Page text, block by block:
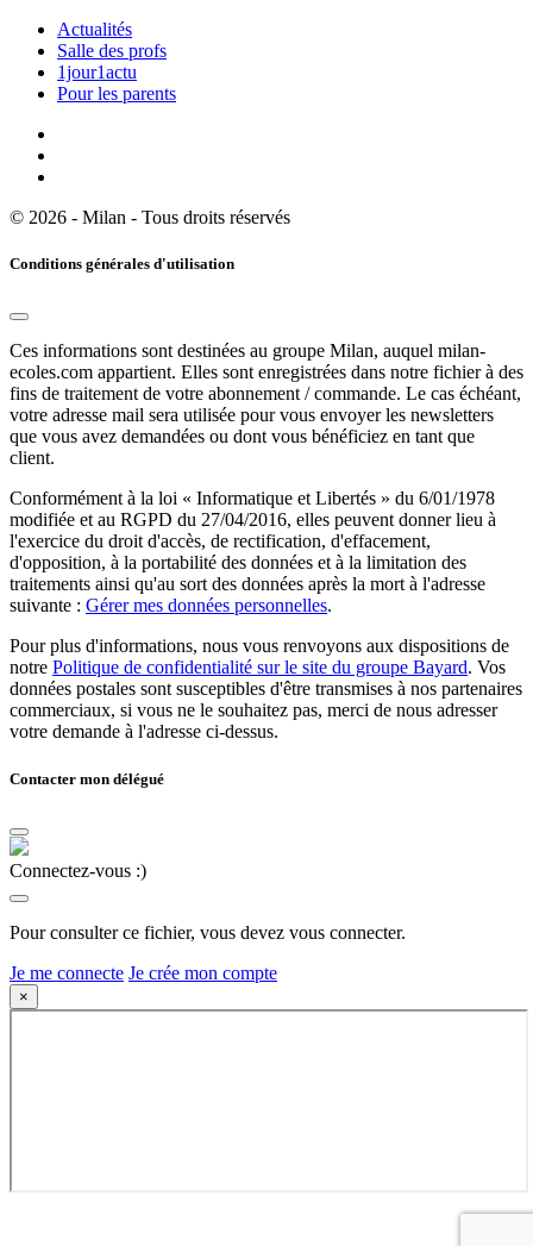
Actualités
Salle des profs
1jour1actu
Pour les parents
© 2026 - Milan - Tous droits réservés
Conditions générales d'utilisation
Ces informations sont destinées au groupe Milan, auquel milan-
ecoles.com appartient. Elles sont enregistrées dans notre fichier à des
fins de traitement de votre abonnement / commande. Le cas échéant,
votre adresse mail sera utilisée pour vous envoyer les newsletters
que vous avez demandées ou dont vous bénéficiez en tant que
client.
Conformément à la loi « Informatique et Libertés » du 6/01/1978
modifiée et au RGPD du 27/04/2016, elles peuvent donner lieu à
l'exercice du droit d'accès, de rectification, d'effacement,
d'opposition, à la portabilité des données et à la limitation des
traitements ainsi qu'au sort des données après la mort à l'adresse
suivante : Gérer mes données personnelles.
Pour plus d'informations, nous vous renvoyons aux dispositions de
notre Politique de confidentialité sur le site du groupe Bayard. Vos
données postales sont susceptibles d'être transmises à nos partenaires
commerciaux, si vous ne le souhaitez pas, merci de nous adresser
votre demande à l'adresse ci-dessus.
Contacter mon délégué
Connectez-vous :)
Pour consulter ce fichier, vous devez vous connecter.
Je me connecte Je crée mon compte
×